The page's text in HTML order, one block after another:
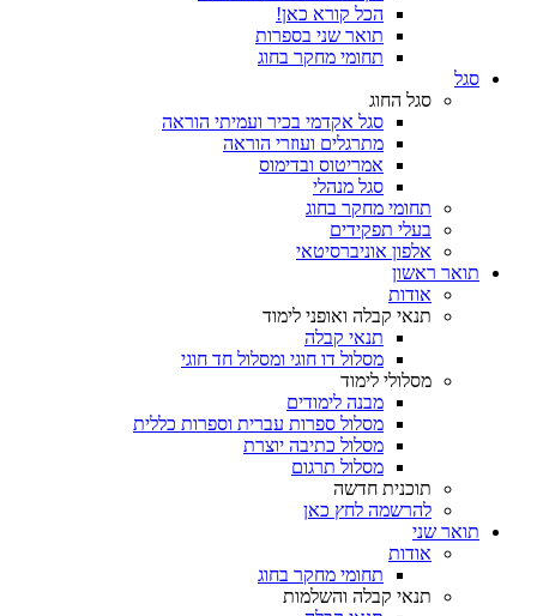
הכל קורא כאן!
תואר שני בספרות
תחומי מחקר בחוג
סגל
סגל החוג
סגל אקדמי בכיר ועמיתי הוראה
מתרגלים ועוזרי הוראה
אמריטוס ובדימוס
סגל מנהלי
תחומי מחקר בחוג
בעלי תפקידים
אלפון אוניברסיטאי
תואר ראשון
אודות
תנאי קבלה ואופני לימוד
תנאי קבלה
מסלול דו חוגי ומסלול חד חוגי
מסלולי לימוד
מבנה לימודים
מסלול ספרות עברית וספרות כללית
מסלול כתיבה יוצרת
מסלול תרגום
תוכנית חדשה
להרשמה לחץ כאן
תואר שני
אודות
תחומי מחקר בחוג
תנאי קבלה והשלמות